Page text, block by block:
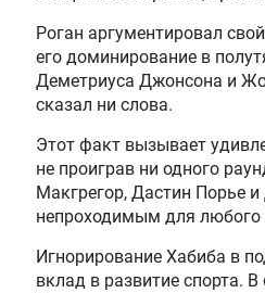
Роган аргументировал
его доминирование в
Деметриуса Джонсона и
сказал ни слова.
Этот факт вызывает
не проиграв ни одного
Макгрегор, Дастин Порье
непроходимым для любого
Игнорирование Хабиба в
вклад в развитие спорта.